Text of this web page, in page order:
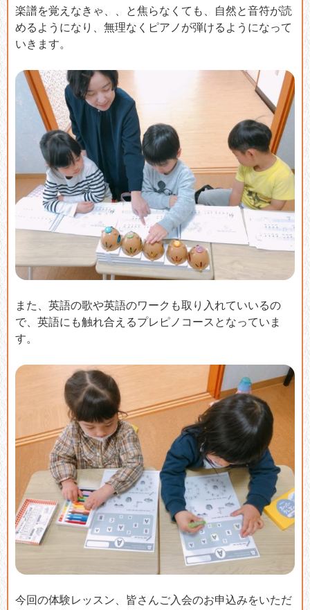
楽譜を覚えなきゃ、、と焦らなくても、自然と音符が読
めるようになり、無理なくピアノが弾けるようになって
いきます。
また、英語の歌や英語のワークも取り入れていいるの
で、英語にも触れ合えるプレピノコースとなっていま
す。
今回の体験レッスン、皆さんご入会のお申込みをいただ